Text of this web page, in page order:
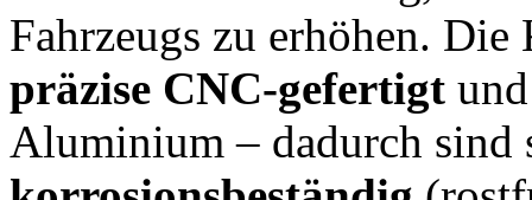
Fahrzeugs zu erhöhen.
präzise CNC-gefertigt
Aluminium – dadurch sind